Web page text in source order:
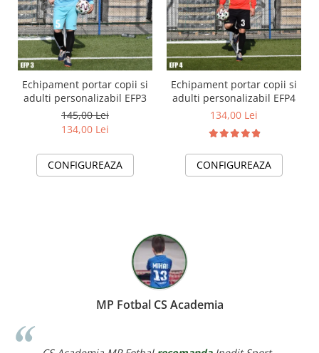
Echipament portar copii si
adulti personalizabil EFP3
145,00 Lei
134,00 Lei
CONFIGUREAZA
Echipament portar copii si
adulti personalizabil EFP4
134,00 Lei
CONFIGUREAZA
MP Fotbal CS Academia